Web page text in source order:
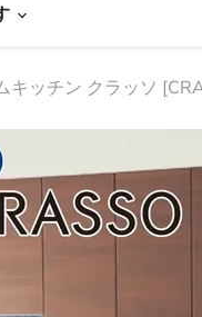
キッチン クラッソ